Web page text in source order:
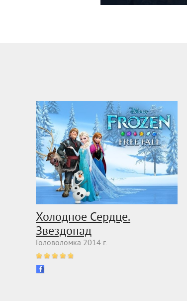
Холодное Сердце.
Звездопад
Головоломка 2014 г.